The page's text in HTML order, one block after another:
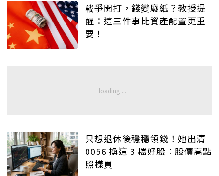
戰爭開打，錢變廢紙？教授提
醒：這三件事比資產配置更重
要！
只想退休後穩穩領錢！她出清
0056 換這 3 檔好股：股價高點
照樣買